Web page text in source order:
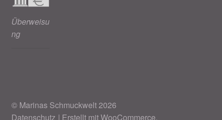
Überweisu
ng
© Marinas Schmuckwelt 2026
Datenschutz
Erstellt mit WooCommerce.